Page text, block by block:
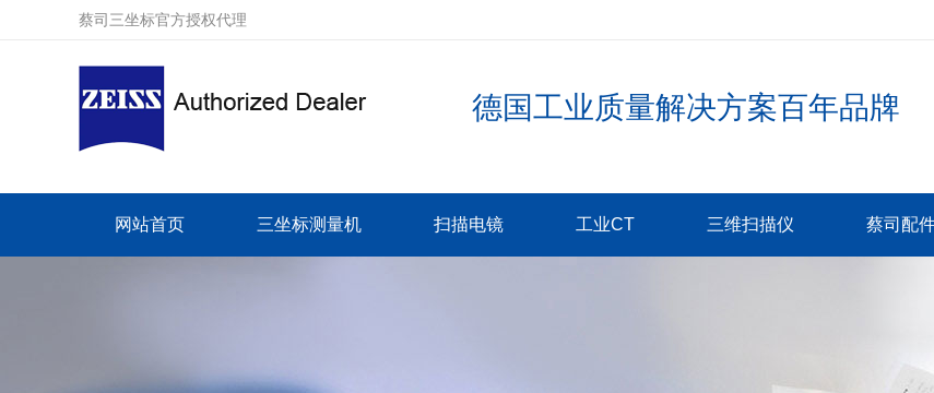
蔡司三坐标官方授权代理
德国工业质量解决方案百年品牌
网站首页 三坐标测量机 扫描电镜 工业CT 三维扫描仪 蔡司配